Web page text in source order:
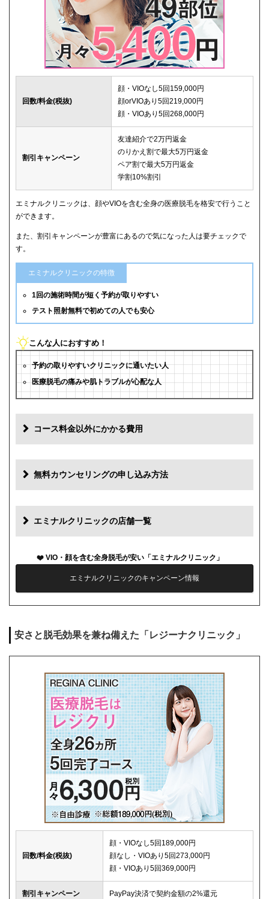
回数/料金(税抜)
顔・VIOなし5回159,000円
顔orVIOあり5回219,000円
顔・VIOあり5回268,000円
割引キャンペーン
友達紹介で2万円返金
のりかえ割で最大5万円返金
ペア割で最大5万円返金
学割10%割引
エミナルクリニックは、顔やVIOを含む全身の医療脱毛を格安で行うこと
ができます。
また、割引キャンペーンが豊富にあるので気になった人は要チェックで
す。
エミナルクリニックの特徴
1回の施術時間が短く予約が取りやすい
テスト照射無料で初めての人でも安心
こんな人におすすめ！
予約の取りやすいクリニックに通いたい人
医療脱毛の痛みや肌トラブルが心配な人
コース料金以外にかかる費用
初診料 0円
再診料 0円
薬代 0円
シェービング代 1部位1,000円
キャンセル料 前日まで無料
無料カウンセリングの申し込み方法
エミナルクリニックの店舗一覧
VIO・顔を含む全身脱毛が安い「エミナルクリニック」
エミナルクリニックのキャンペーン情報
安さと脱毛効果を兼ね備えた「レジーナクリニック」
回数/料金(税抜)
顔・VIOなし5回189,000円
顔なし・VIOあり5回273,000円
顔・VIOあり5回369,000円
割引キャンペーン PayPay決済で契約金額の2%還元